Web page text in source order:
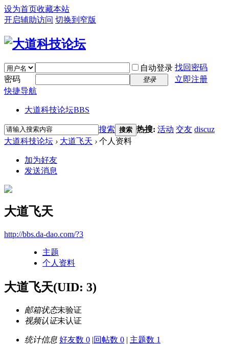
设为首页收藏本站
开启辅助访问 切换到窄版
自动登录 找回密码
密码
登录
立即注册
快捷导航
大道科技论坛BBS
搜索 搜索 热搜: 活动 交友 discuz
大道科技论坛 › 大道飞天 › 个人资料
加为好友
发送消息
大道飞天
http://bbs.da-dao.com/?3
主题
个人资料
大道飞天(UID: 3)
邮箱状态未验证
视频认证未认证
统计信息 好友数 0 |回帖数 0 | 主题数 1